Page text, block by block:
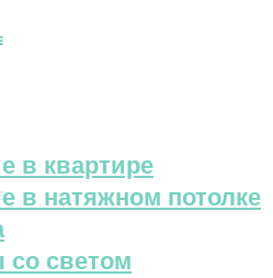
в квартире
в натяжном потолке
светом